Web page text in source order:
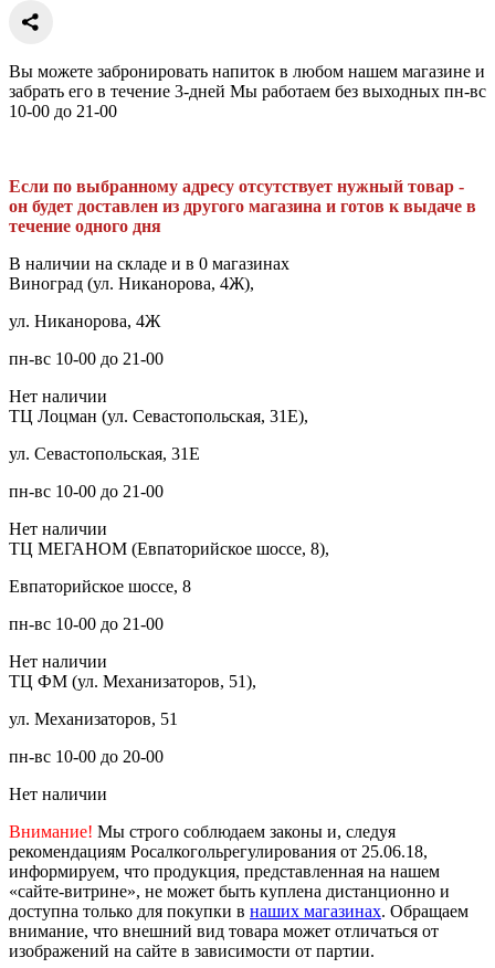
Вы можете забронировать напиток в любом нашем магазине и
забрать его в течение 3-дней Мы работаем без выходных пн-вс
10-00 до 21-00
Если по выбранному адресу отсутствует нужный товар -
он будет доставлен из другого магазина и готов к выдаче в
течение одного дня
В наличии на складе и в 0 магазинах
Виноград (ул. Никанорова, 4Ж),
ул. Никанорова, 4Ж
пн-вс 10-00 до 21-00
Нет наличии
ТЦ Лоцман (ул. Севастопольская, 31Е),
ул. Севастопольская, 31Е
пн-вс 10-00 до 21-00
Нет наличии
ТЦ МЕГАНОМ (Евпаторийское шоссе, 8),
Евпаторийское шоссе, 8
пн-вс 10-00 до 21-00
Нет наличии
ТЦ ФМ (ул. Механизаторов, 51),
ул. Механизаторов, 51
пн-вс 10-00 до 20-00
Нет наличии
Внимание! Мы строго соблюдаем законы и, следуя
рекомендациям Росалкогольрегулирования от 25.06.18,
информируем, что продукция, представленная на нашем
«сайте-витрине», не может быть куплена дистанционно и
доступна только для покупки в наших магазинах. Обращаем
внимание, что внешний вид товара может отличаться от
изображений на сайте в зависимости от партии.